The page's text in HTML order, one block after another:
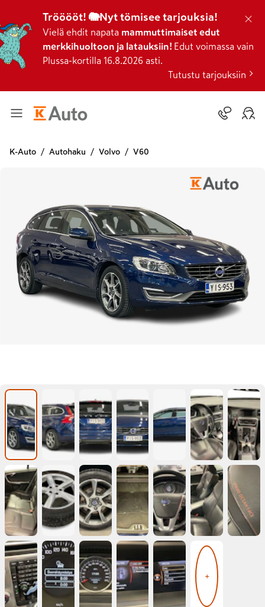
Trööööt! 🐘Nyt tömisee tarjouksia!
Vielä ehdit napata mammuttimaiset edut
merkkihuoltoon ja latauksiin! Edut voimassa vain
Plussa-kortilla 16.8.2026 asti.
Tutustu tarjouksiin
K-Auto Autohaku Volvo V60
+